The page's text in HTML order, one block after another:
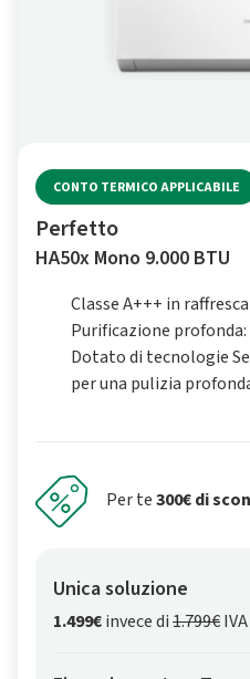
CONTO TERMICO APPLICABILE
Perfetto
HA50x Mono 9.000 BTU
Classe A+++ in
Purificazione
Dotato di tecnologie
per una pulizia
Per te300€ di
Unica soluzione
1.499€invece di1.799€